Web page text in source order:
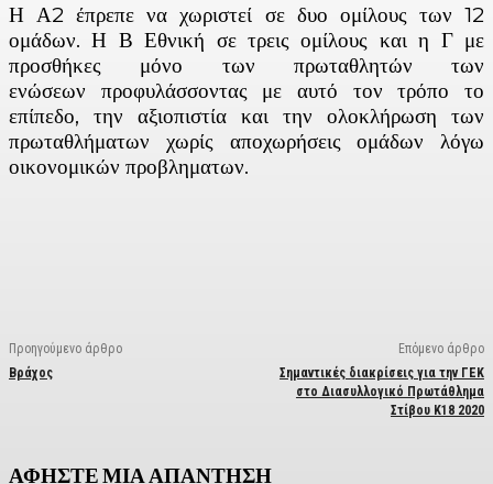
Η Α2 έπρεπε να χωριστεί σε δυο ομίλους των 12
ομάδων. Η Β Εθνική σε τρεις ομίλους και η Γ με
προσθήκες μόνο των πρωταθλητών των
ενώσεων προφυλάσσοντας με αυτό τον τρόπο το
επίπεδο, την αξιοπιστία και την ολοκλήρωση των
πρωταθλήματων χωρίς αποχωρήσεις ομάδων λόγω
οικονομικών προβληματων.
Προηγούμενο άρθρο
Βράχος
Επόμενο άρθρο
Σημαντικές διακρίσεις για την ΓΕΚ
στο Διασυλλογικό Πρωτάθλημα
Στίβου Κ18 2020
ΑΦΗΣΤΕ ΜΙΑ ΑΠΑΝΤΗΣΗ